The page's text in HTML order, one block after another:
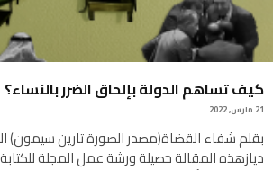
كيف تساهم الدولة بإلحاق الضرر بالنساء؟
21 مارس, 2022
بقلم شفاء القضاة(مصدر الصورة تارين سيمون)
ديازهذه المقالة حصيلة ورشة عمل المجلة